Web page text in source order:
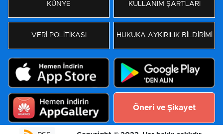
KÜNYE KULLANIM ŞARTLARI
VERİ POLİTİKASI HUKUKA AYKIRILIK BİLDİRİMİ
Öneri ve Şikayet